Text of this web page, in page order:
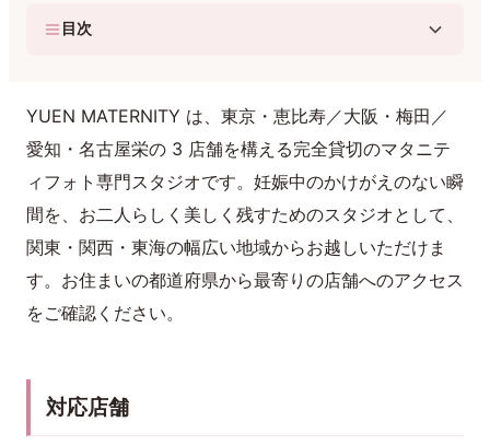
目次
YUEN MATERNITY は、東京・恵比寿／大阪・梅田／
愛知・名古屋栄の 3 店舗を構える完全貸切のマタニテ
ィフォト専門スタジオです。妊娠中のかけがえのない瞬
間を、お二人らしく美しく残すためのスタジオとして、
関東・関西・東海の幅広い地域からお越しいただけま
す。お住まいの都道府県から最寄りの店舗へのアクセス
をご確認ください。
対応店舗